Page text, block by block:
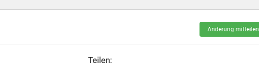
Änderung mitteilen
Teilen: